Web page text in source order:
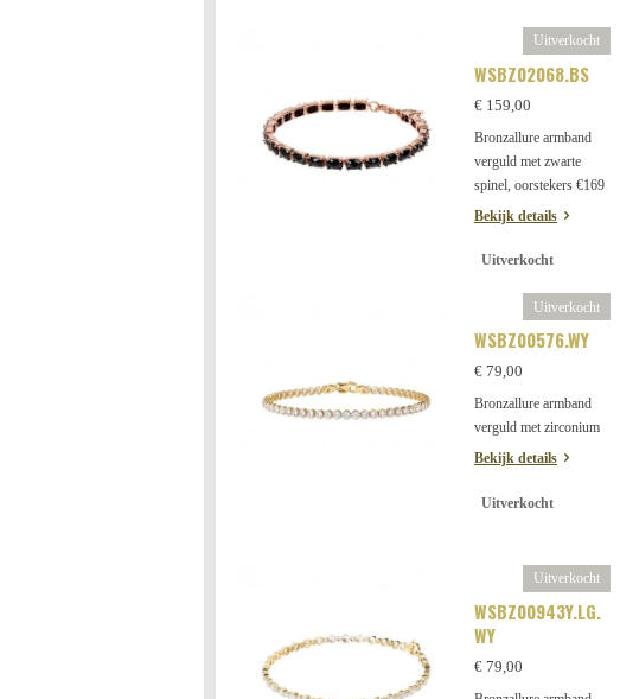
Uitverkocht
WSBZ02068.BS
€ 159,00
Bronzallure armband
verguld met zwarte
spinel, oorstekers €169
Bekijk details
Uitverkocht
Uitverkocht
WSBZ00576.WY
€ 79,00
Bronzallure armband
verguld met zirconium
Bekijk details
Uitverkocht
Uitverkocht
WSBZ00943Y.LG.
WY
€ 79,00